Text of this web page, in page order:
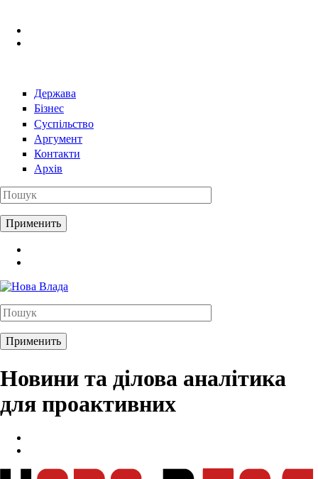
Держава
Бізнес
Суспільство
Аргумент
Контакти
Архів
Новини та ділова аналітика
для проактивних